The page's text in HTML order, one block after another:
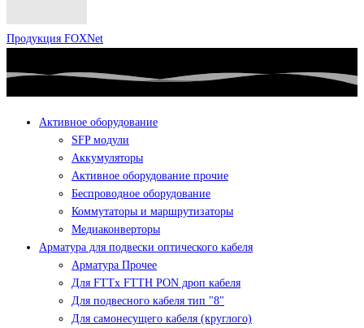
Продукция FOXNet
Активное оборудование
SFP модули
Аккумуляторы
Активное оборудование прочие
Беспроводное оборудование
Коммутаторы и маршрутизаторы
Медиаконверторы
Арматура для подвески оптического кабеля
Арматура Прочее
Для FTTx FTTH PON дроп кабеля
Для подвесного кабеля тип "8"
Для самонесущего кабеля (круглого)